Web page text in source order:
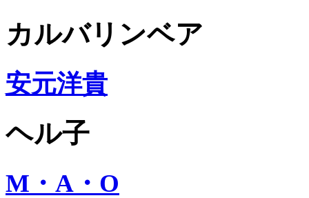
カルバリンベア
安元洋貴
ヘル子
M・A・O